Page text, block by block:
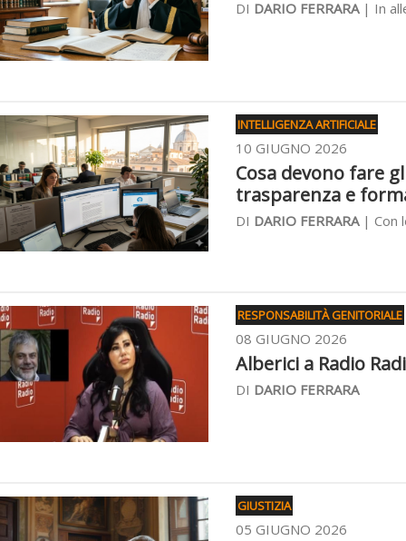
DI DARIO FERRARA| In
INTELLIGENZA ARTIFICIALE
10 GIUGNO 2026
Cosa devono fare
trasparenza e
DI DARIO FERRARA| Con
RESPONSABILITÀ GENITORIALE
08 GIUGNO 2026
Alberici a Radio
DI DARIO FERRARA
GIUSTIZIA
05 GIUGNO 2026